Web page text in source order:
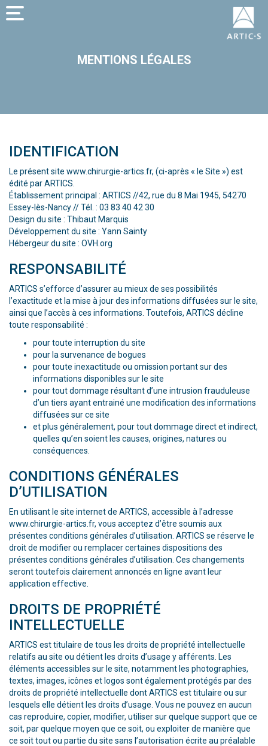
MENTIONS LÉGALES
IDENTIFICATION
Le présent site www.chirurgie-artics.fr, (ci-après « le Site ») est
édité par ARTICS.
Établissement principal : ARTICS //42, rue du 8 Mai 1945, 54270
Essey-lès-Nancy // Tél. : 03 83 40 42 30
Design du site : Thibaut Marquis
Développement du site : Yann Sainty
Hébergeur du site : OVH.org
RESPONSABILITÉ
ARTICS s’efforce d’assurer au mieux de ses possibilités
l’exactitude et la mise à jour des informations diffusées sur le site,
ainsi que l’accès à ces informations. Toutefois, ARTICS décline
toute responsabilité :
pour toute interruption du site
pour la survenance de bogues
pour toute inexactitude ou omission portant sur des
informations disponibles sur le site
pour tout dommage résultant d’une intrusion frauduleuse
d’un tiers ayant entrainé une modification des informations
diffusées sur ce site
et plus généralement, pour tout dommage direct et indirect,
quelles qu’en soient les causes, origines, natures ou
conséquences.
CONDITIONS GÉNÉRALES
D’UTILISATION
En utilisant le site internet de ARTICS, accessible à l’adresse
www.chirurgie-artics.fr, vous acceptez d’être soumis aux
présentes conditions générales d’utilisation. ARTICS se réserve le
droit de modifier ou remplacer certaines dispositions des
présentes conditions générales d’utilisation. Ces changements
seront toutefois clairement annoncés en ligne avant leur
application effective.
DROITS DE PROPRIÉTÉ
INTELLECTUELLE
ARTICS est titulaire de tous les droits de propriété intellectuelle
relatifs au site ou détient les droits d’usage y afférents. Les
éléments accessibles sur le site, notamment les photographies,
textes, images, icônes et logos sont également protégés par des
droits de propriété intellectuelle dont ARTICS est titulaire ou sur
lesquels elle détient les droits d’usage. Vous ne pouvez en aucun
cas reproduire, copier, modifier, utiliser sur quelque support que ce
soit, par quelque moyen que ce soit, ou exploiter de manière que
ce soit tout ou partie du site sans l’autorisation écrite au préalable